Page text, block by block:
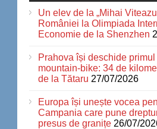
Un elev de la „Mihai
României la Olimpiada
Economie de la Shenzhen
Prahova își deschide
mountain-bike: 34 de
de la Tătaru 27/07/2026
Europa își unește vocea
Campania care pune
presus de granițe 26/07/